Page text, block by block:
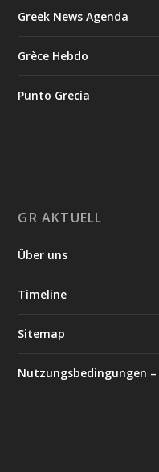
Greek News Agenda
Grèce Hebdo
Punto Grecia
GR AKTUELL
Über uns
Timeline
Sitemap
Nutzungsbedingungen